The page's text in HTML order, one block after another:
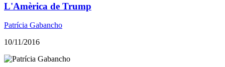
L'Amèrica de Trump
Patrícia Gabancho
10/11/2016